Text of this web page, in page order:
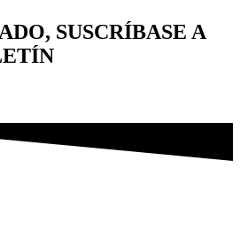
SUSCRÍBASE A